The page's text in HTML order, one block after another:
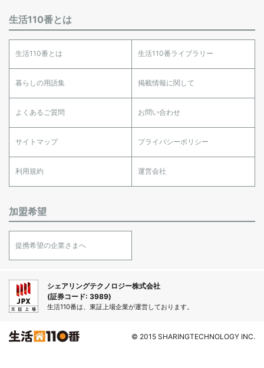
生活110番とは
生活110番とは 生活110番ライブラリー
暮らしの用語集 掲載情報に関して
よくあるご質問 お問い合わせ
サイトマップ プライバシーポリシー
利用規約 運営会社
加盟希望
提携希望の企業さまへ
シェアリングテクノロジー株式会社
(証券コード: 3989)
生活110番は、東証上場企業が運営しております。
© 2015 SHARINGTECHNOLOGY INC.